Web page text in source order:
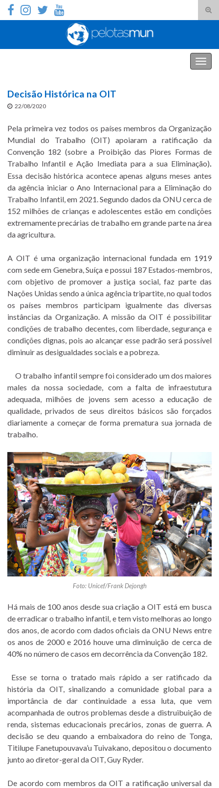
Search for:
Decisão Histórica na OIT
22/08/2020
Pela primeira vez todos os países membros da Organização
Mundial do Trabalho (OIT) apoiaram a ratificação da
Convenção 182 (sobre a Proibição das Piores Formas de
Trabalho Infantil e Ação Imediata para a sua Eliminação).
Essa decisão histórica acontece apenas alguns meses antes
da agência iniciar o Ano Internacional para a Eliminação do
Trabalho Infantil, em 2021. Segundo dados da ONU cerca de
152 milhões de crianças e adolescentes estão em condições
extremamente precárias de trabalho em grande parte na área
da agricultura.
A OIT é uma organização internacional fundada em 1919
com sede em Genebra, Suíça e possui 187 Estados-membros,
com objetivo de promover a justiça social, faz parte das
Nações Unidas sendo a única agência tripartite, no qual todos
os países membros participam igualmente das diversas
instâncias da Organização. A missão da OIT é possibilitar
condições de trabalho decentes, com liberdade, segurança e
condições dignas, pois ao alcançar esse padrão será possível
diminuir as desigualdades sociais e a pobreza.
O trabalho infantil sempre foi considerado um dos maiores
males da nossa sociedade, com a falta de infraestutura
adequada, milhões de jovens sem acesso a educação de
qualidade, privados de seus direitos básicos são forçados
diariamente a começar de forma prematura sua jornada de
trabalho.
Foto: Unicef/Frank Dejongh
Há mais de 100 anos desde sua criação a OIT está em busca
de erradicar o trabalho infantil, e tem visto melhoras ao longo
dos anos, de acordo com dados oficiais da ONU News entre
os anos de 2000 e 2016 houve uma diminuição de cerca de
40% no número de casos em decorrência da Convenção 182.
Esse se torna o tratado mais rápido a ser ratificado da
história da OIT, sinalizando a comunidade global para a
importância de dar continuidade a essa luta, que vem
acompanhada de outros problemas desde a distruibuição de
renda, sistemas educacionais precários, zonas de guerra. A
decisão se deu quando a embaixadora do reino de Tonga,
Titilupe Fanetupouvava’u Tuivakano, depositou o documento
junto ao diretor-geral da OIT, Guy Ryder.
De acordo com membros da OIT a ratificação universal da